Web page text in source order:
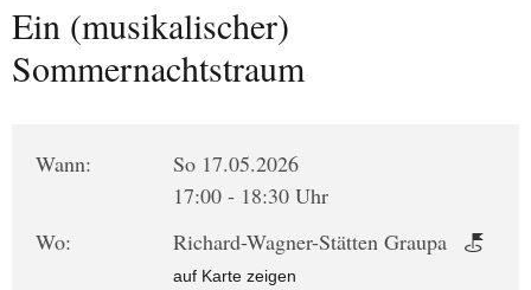
Ein (musikalischer)
Sommernachtstraum
Wann:
So 17.05.2026
17:00 - 18:30 Uhr
Wo:
Richard-Wagner-Stätten Graupa
auf Karte zeigen